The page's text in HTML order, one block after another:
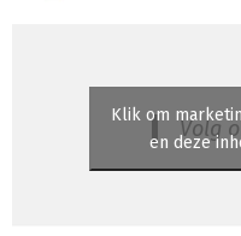
Volg
Klik om
en deze